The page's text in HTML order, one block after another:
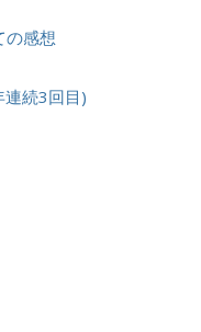
の感想
連続3回目)